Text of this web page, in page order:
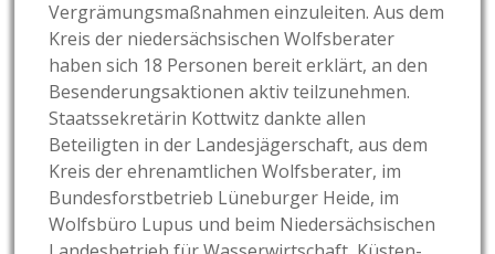
Vergrämungsmaßnahmen einzuleiten. Aus dem
Kreis der niedersächsischen Wolfsberater
haben sich 18 Personen bereit erklärt, an den
Besenderungsaktionen aktiv teilzunehmen.
Staatssekretärin Kottwitz dankte allen
Beteiligten in der Landesjägerschaft, aus dem
Kreis der ehrenamtlichen Wolfsberater, im
Bundesforstbetrieb Lüneburger Heide, im
Wolfsbüro Lupus und beim Niedersächsischen